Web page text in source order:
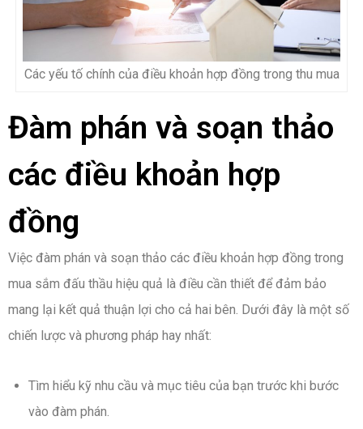
Các yếu tố chính của điều khoản hợp đồng trong thu mua
Đàm phán và soạn thảo
các điều khoản hợp
đồng
Việc đàm phán và soạn thảo các điều khoản hợp đồng trong
mua sắm đấu thầu hiệu quả là điều cần thiết để đảm bảo
mang lại kết quả thuận lợi cho cả hai bên. Dưới đây là một số
chiến lược và phương pháp hay nhất:
Tìm hiểu kỹ nhu cầu và mục tiêu của bạn trước khi bước
vào đàm phán.